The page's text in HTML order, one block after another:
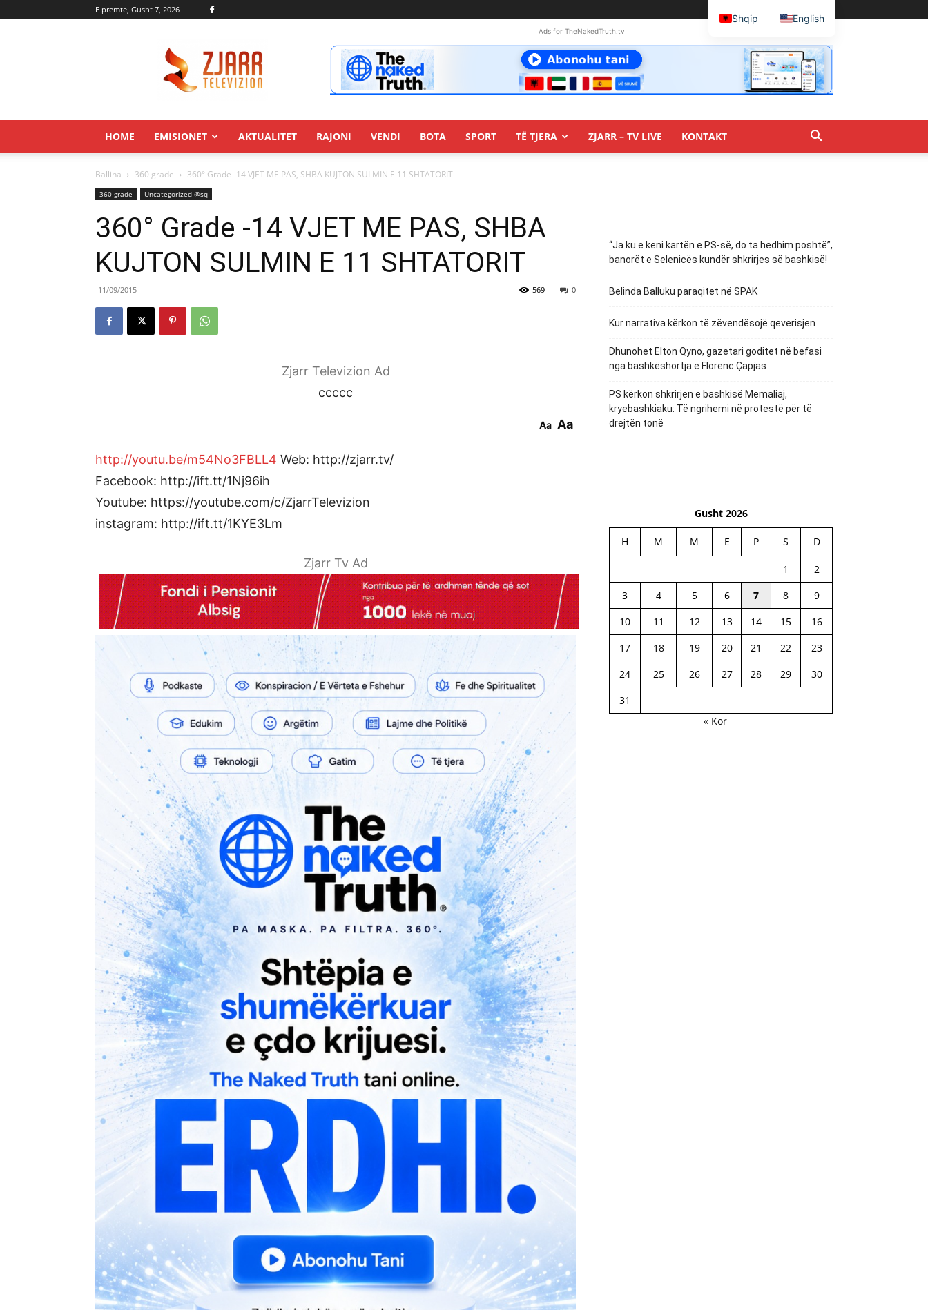
E premte, Gusht 7, 2026
Ads for TheNakedTruth.tv
HOME EMISIONET AKTUALITET RAJONI VENDI BOTA SPORT TË TJERA ZJARR – TV LIVE KONTAKT
Ballina 360 grade 360° Grade -14 VJET ME PAS, SHBA KUJTON SULMIN E 11 SHTATORIT
360 grade Uncategorized @sq
360° Grade -14 VJET ME PAS, SHBA
KUJTON SULMIN E 11 SHTATORIT
11/09/2015 0
569
Zjarr Televizion Ad
ccccc
Aa Aa
http://youtu.be/m54No3FBLL4 Web: http://zjarr.tv/
Facebook: http://ift.tt/1Nj96ih
Youtube: https://youtube.com/c/ZjarrTelevizion
instagram: http://ift.tt/1KYE3Lm
Zjarr Tv Ad
“Ja ku e keni kartën e PS-së, do ta hedhim poshtë”,
banorët e Selenicës kundër shkrirjes së bashkisë!
Belinda Balluku paraqitet në SPAK
Kur narrativa kërkon të zëvendësojë qeverisjen
Dhunohet Elton Qyno, gazetari goditet në befasi
nga bashkëshortja e Florenc Çapjas
PS kërkon shkrirjen e bashkisë Memaliaj,
kryebashkiaku: Të ngrihemi në protestë për të
drejtën tonë
Gusht 2026
H M M E P S D
1
2
3
4 5 6 7 8
9
10
11 12 13 14 15
16
17
18 19 20 21 22
23
24
25 26 27 28 29
30
31
« Kor
Shqip English